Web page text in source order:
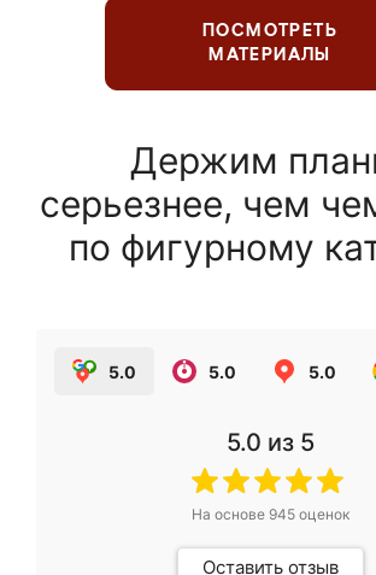
ПОСМОТРЕТЬ
МАТЕРИАЛЫ
Держим
серьезнее, чем
по фигурному
5.0 5.0 5.0
5.0 из 5
На основе 945оценок
Оставить отзыв